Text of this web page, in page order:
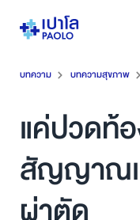
บทความ บทความสุขภาพ
แค่ปวดท้
สัญญาณเ